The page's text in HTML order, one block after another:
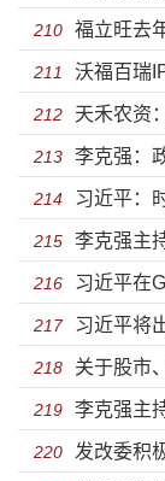
淡化设备业务
210 福立旺去
狂降
211 沃福百瑞
度依赖出口疫
212 天禾农资
康美药业造假
213 李克强：
盘
214 习近平：
产复学
215 李克强主
216 习近平在
艰
217 习近平将
峰会
218 关于股市
信息量巨大
219 李克强主
组会议 部署调
220 发改委积